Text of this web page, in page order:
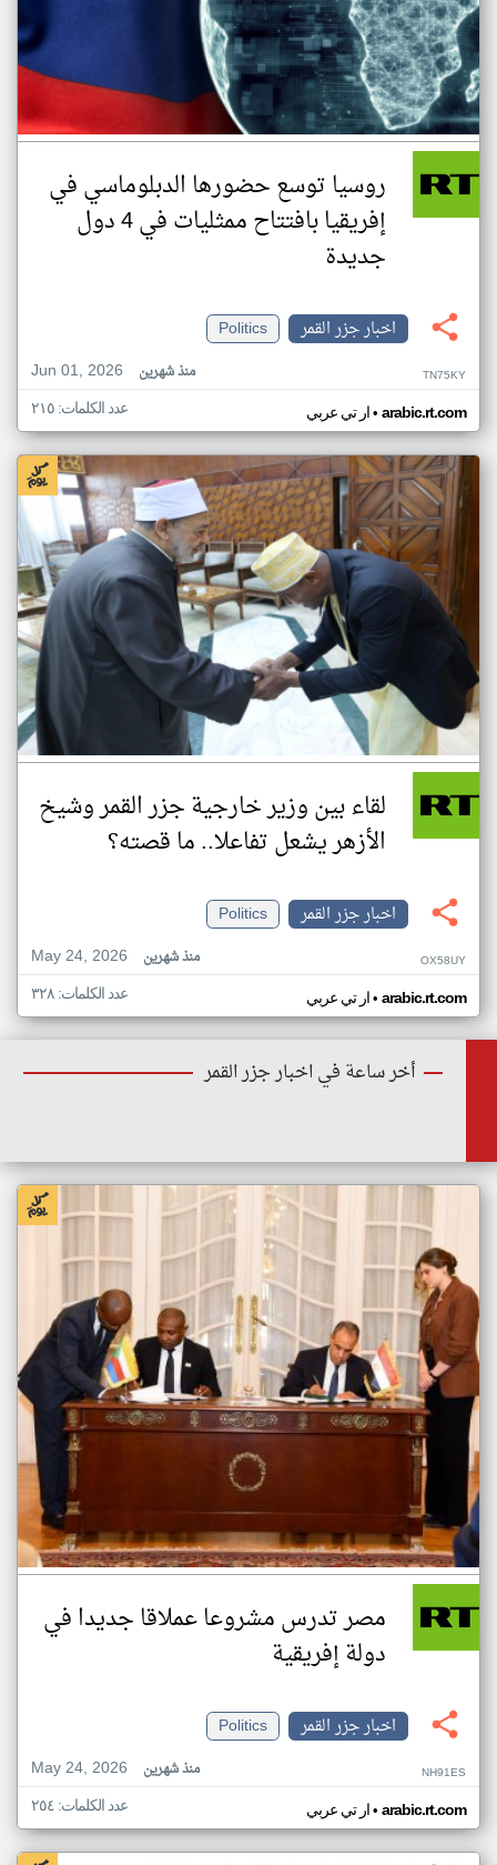
روسيا توسع حضورها الدبلوماسي في
إفريقيا بافتتاح ممثليات في 4 دول
جديدة
اخبار جزر القمر
Politics
Jun 01, 2026
منذ شهرين TN75KY
ار تي عربي• arabic.rt.com عدد الكلمات: ٢١٥
لقاء بين وزير خارجية جزر القمر وشيخ
الأزهر يشعل تفاعلا.. ما قصته؟
اخبار جزر القمر
Politics
May 24, 2026
منذ شهرين OX58UY
ار تي عربي• arabic.rt.com عدد الكلمات: ٣٢٨
أخر ساعة في اخبار جزر القمر
مصر تدرس مشروعا عملاقا جديدا في
دولة إفريقية
اخبار جزر القمر
Politics
May 24, 2026
منذ شهرين NH91ES
ار تي عربي• arabic.rt.com عدد الكلمات: ٢٥٤